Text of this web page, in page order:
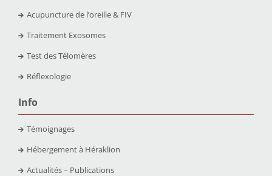
Acupuncture de l’oreille & FIV
Traitement Exosomes
Test des Télomères
Réflexologie
Info
Témoignages
Hébergement à Héraklion
Actualités – Publications